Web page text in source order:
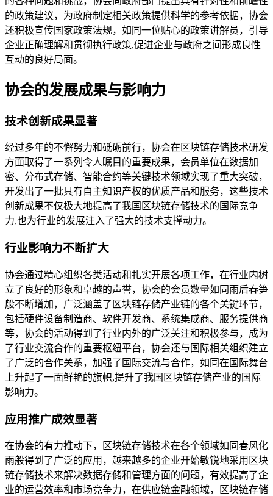
的政策建议，为政府制定相关政策提供科学的参考依据，协会
还积极宣传国家政策法规，如同一位贴心的政策讲解员，引导
企业正确理解和贯彻执行政策,促进企业与政府之间形成良性
互动的良好局面。
协会的发展成果与影响力
技术创新成果显著
经过多年的不懈努力和砥砺前行，协会在区块链存储技术研发
方面取得了一系列令人瞩目的重要成果，会员单位在数据加
密、分布式存储、智能合约等关键技术领域实现了重大突破，
开发出了一批具有自主知识产权的优质产品和服务，这些技术
创新成果不仅极大地提高了我国区块链存储技术的国际竞争
力,也为行业的发展注入了强大的技术支撑动力。
行业影响力不断扩大
协会通过精心组织各类活动和扎实开展各项工作，在行业内树
立了良好的形象和卓越的声誉，协会的会员数量如同雨后春笋
般不断增加，广泛涵盖了区块链存储产业链的各个关键环节，
包括硬件设备制造商、软件开发商、系统集成商、服务提供商
等，协会的活动得到了行业内外的广泛关注和积极参与，成为
了行业交流合作的重要枢纽平台，协会还与国际相关组织建立
了广泛的合作关系，加强了国际交流与合作，如同在国际舞台
上升起了一面鲜艳的旗帜,提升了我国区块链存储产业的国际
影响力。
应用推广成效显著
在协会的有力推动下，区块链存储技术在各个领域如同春风化
雨般得到了广泛的应用，越来越多的企业开始敏锐地采用区块
链存储技术来解决数据存储和管理方面的问题，有效提高了企
业的运营效率和市场竞争力，在供应链金融领域，区块链存储